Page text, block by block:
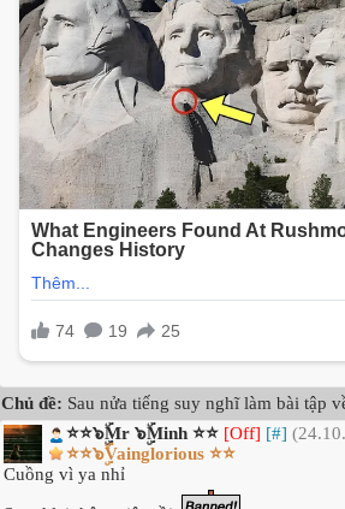
Chủ đề: Sau nửa tiếng suy nghĩ làm bài tập
⭐⭐๖ۣۜMr ๖ۣۜMinh ⭐⭐ [Off] [#]
⭐⭐๖ۣۜVainglorious ⭐⭐
Cuồng vì ya nhỉ